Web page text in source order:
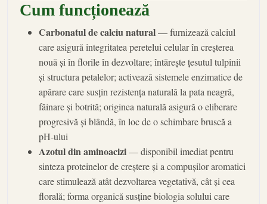
Cum funcționează
Carbonatul de calciu natural— furnizează calciul
care asigură integritatea peretelui celular în creșterea
nouă și în florile în dezvoltare; întărește țesutul tulpinii
și structura petalelor; activează sistemele enzimatice de
apărare care susțin rezistența naturală la pata neagră,
făinare și botrită; originea naturală asigură o eliberare
progresivă și blândă, în loc de o schimbare bruscă a
pH-ului
Azotul din aminoacizi— disponibil imediat pentru
sinteza proteinelor de creștere și a compușilor aromatici
care stimulează atât dezvoltarea vegetativă, cât și cea
florală; forma organică susține biologia solului care